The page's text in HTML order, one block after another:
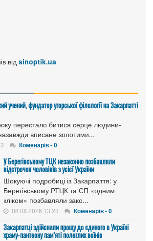
від sinoptik.ua
учений, фундатор угорської філології на Закарпатті
перестало битися серце людини-
вписане золотими...
Коменарів - 0
У Берегівському ТЦК незаконно позбавляли
відстрочок чоловіків з усієї України
Шокуючі подробиці із Закарпаття: у
Берегівському РТЦК та СП «одним
кліком» позбавляли зако...
08.08.2026 13:23 Коменарів - 0
Закарпатці здійснили прощу до єдиного в Україні
храму-пантеону пам’яті полеглих воїнів